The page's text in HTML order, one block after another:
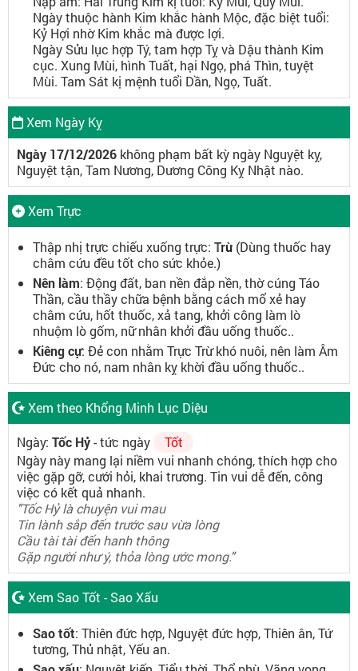
Ngày thuộc hành Kim khắc hành Mộc, đặc biệt tuổi:
Kỷ Hợi nhờ Kim khắc mà được lợi.
Ngày Sửu lục hợp Tý, tam hợp Tỵ và Dậu thành Kim
cục. Xung Mùi, hình Tuất, hại Ngọ, phá Thìn, tuyệt
Mùi. Tam Sát kị mệnh tuổi Dần, Ngọ, Tuất.
Xem Ngày Kỵ
Ngày 17/12/2026 không phạm bất kỳ ngày Nguyệt kỵ,
Nguyệt tận, Tam Nương, Dương Công Kỵ Nhật nào.
Xem Trực
Thập nhị trực chiếu xuống trực: Trừ (Dùng thuốc hay
châm cứu đều tốt cho sức khỏe.)
Nên làm: Động đất, ban nền đắp nền, thờ cúng Táo
Thần, cầu thầy chữa bệnh bằng cách mổ xẻ hay
châm cứu, hốt thuốc, xả tang, khởi công làm lò
nhuộm lò gốm, nữ nhân khởi đầu uống thuốc..
Kiêng cự: Đẻ con nhằm Trực Trừ khó nuôi, nên làm Âm
Đức cho nó, nam nhân kỵ khời đầu uống thuốc..
Xem theo Khổng Minh Lục Diệu
Ngày: Tốc Hỷ- tức ngày
Tốt
Ngày này mang lại niềm vui nhanh chóng, thích hợp cho
việc gặp gỡ, cưới hỏi, khai trương. Tin vui dễ đến, công
việc có kết quả nhanh.
"Tốc Hỷ là chuyện vui mau
Tin lành sắp đến trước sau vừa lòng
Cầu tài tài đến hanh thông
Gặp người như ý, thỏa lòng ước mong."
Xem Sao Tốt - Sao Xấu
Sao tốt: Thiên đức hợp, Nguyệt đức hợp, Thiên ân, Tứ
tương, Thủ nhật, Yếu an.